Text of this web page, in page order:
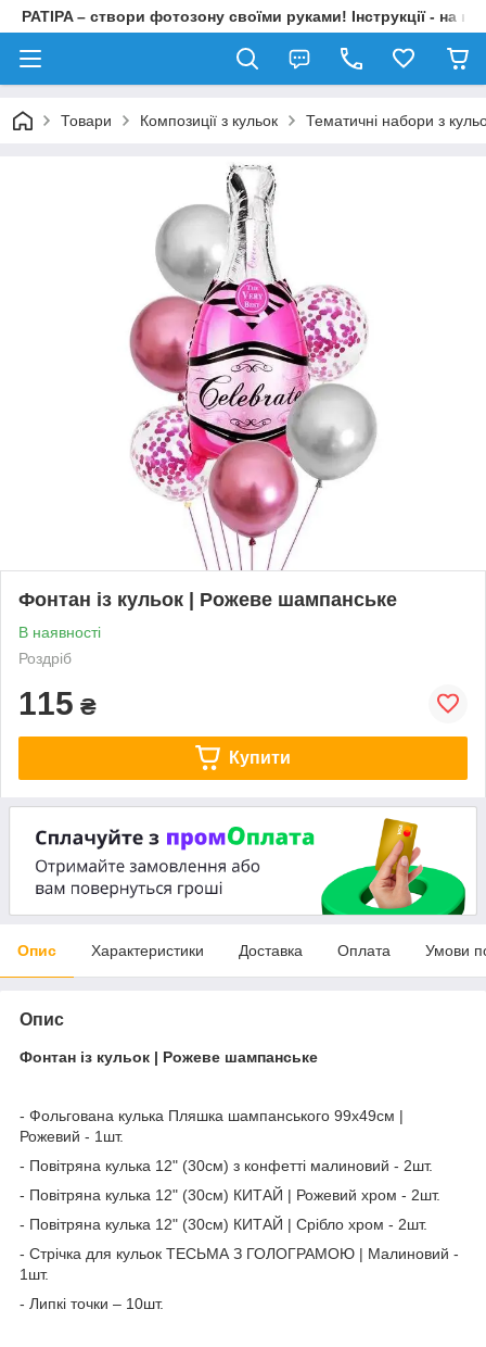
PATIPA – створи фотозону своїми руками! Інструкції - на
Товари Композиції з кульок Тематичні набори з
Фонтан із кульок | Рожеве шампанське
В наявності
Роздріб
115 ₴
Купити
Опис Характеристики Доставка Оплата Умови
Опис
Фонтан із кульок | Рожеве шампанське
- Фольгована кулька Пляшка шампанського 99х49см |
Рожевий - 1шт.
- Повітряна кулька 12" (30см) з конфетті малиновий - 2шт.
- Повітряна кулька 12" (30см) КИТАЙ | Рожевий хром - 2шт.
- Повітряна кулька 12" (30см) КИТАЙ | Срібло хром - 2шт.
- Стрічка для кульок ТЕСЬМА З ГОЛОГРАМОЮ | Малиновий -
1шт.
- Липкі точки – 10шт.